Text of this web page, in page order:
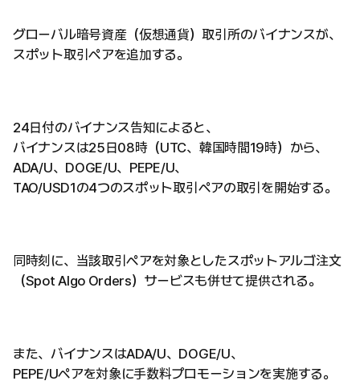
グローバル暗号資産（仮想通貨）取引所のバイナンスが、
スポット取引ペアを追加する。
24日付のバイナンス告知によると、
バイナンスは25日08時（UTC、韓国時間19時）から、
ADA/U、DOGE/U、PEPE/U、
TAO/USD1の4つのスポット取引ペアの取引を開始する。
同時刻に、当該取引ペアを対象としたスポットアルゴ注文
（Spot Algo Orders）サービスも併せて提供される。
また、バイナンスはADA/U、DOGE/U、
PEPE/Uペアを対象に手数料プロモーションを実施する。